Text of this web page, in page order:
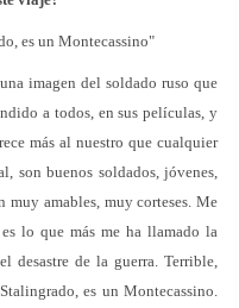
es un Montecassino"
imagen del soldado ruso que
a todos, en sus películas, y
más al nuestro que cualquier
son buenos soldados, jóvenes,
muy amables, muy corteses. Me
lo que más me ha llamado la
desastre de la guerra. Terrible,
es un Montecassino.